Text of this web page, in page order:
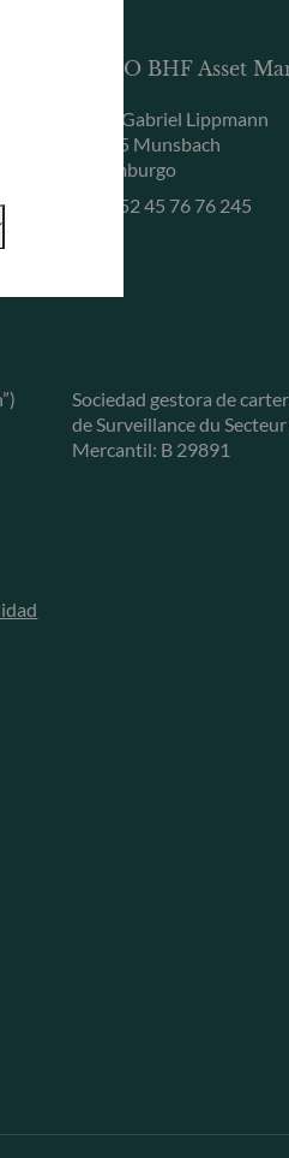
ODDO BHF Asset
6, rue Gabriel Lippmann
L-5365 Munsbach
Luxemburgo
+352 45 76 76 245
Sociedad gestora de
de Surveillance du
Mercantil: B 29891